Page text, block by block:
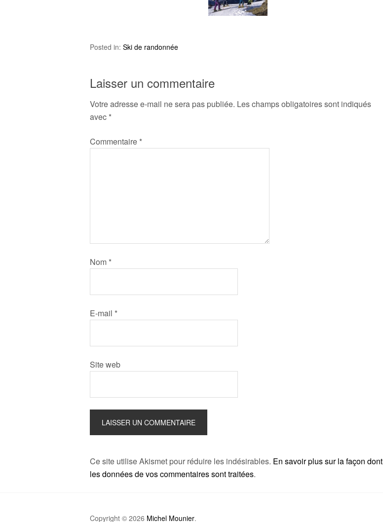
Posted in: Ski de randonnée
Laisser un commentaire
Votre adresse e-mail ne sera pas publiée. Les champs obligatoires sont indiqués
avec *
Commentaire *
Nom *
E-mail *
Site web
Ce site utilise Akismet pour réduire les indésirables. En savoir plus sur la façon dont
les données de vos commentaires sont traitées.
Copyright © 2026 Michel Mounier.